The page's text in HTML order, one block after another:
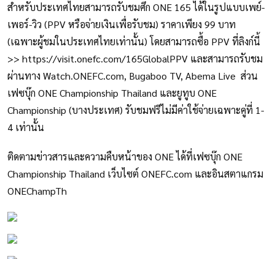
สำหรับประเทศไทยสามารถรับชมศึก ONE 165 ได้ในรูปแบบเพย์-
เพอร์-วิว (PPV หรือจ่ายเงินเพื่อรับชม) ราคาเพียง 99 บาท
(เฉพาะผู้ชมในประเทศไทยเท่านั้น) โดยสามารถซื้อ PPV ที่ลิงก์นี้
>> https://visit.onefc.com/165GlobalPPV และสามารถรับชม
ผ่านทาง Watch.ONEFC.com, Bugaboo TV, Abema Live ส่วน
เฟซบุ๊ก ONE Championship Thailand และยูทูบ ONE
Championship (บางประเทศ) รับชมฟรีไม่มีค่าใช้จ่ายเฉพาะคู่ที่ 1-
4 เท่านั้น
ติดตามข่าวสารและความคืบหน้าของ ONE ได้ที่เฟซบุ๊ก ONE
Championship Thailand เว็บไซต์ ONEFC.com และอินสตาแกรม
ONEChampTh